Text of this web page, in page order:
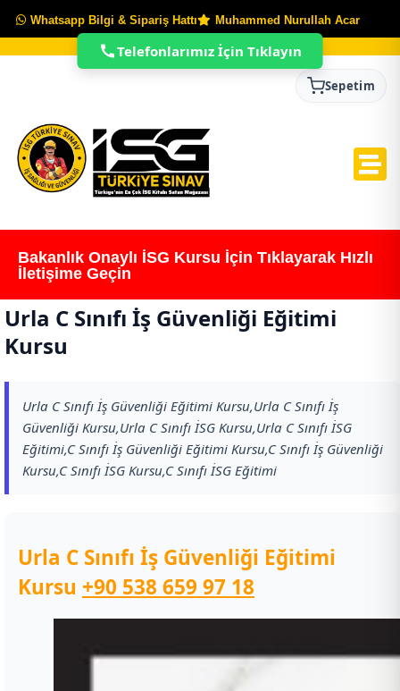
Whatsapp Bilgi & Sipariş Hattı Muhammed Nurullah Acar
Sepetim
Bakanlık Onaylı İSG Kursu İçin Tıklayarak Hızlı
İletişime Geçin
Urla C Sınıfı İş Güvenliği Eğitimi
Kursu
Urla C Sınıfı İş Güvenliği Eğitimi Kursu,Urla C Sınıfı İş
Güvenliği Kursu,Urla C Sınıfı İSG Kursu,Urla C Sınıfı İSG
Eğitimi,C Sınıfı İş Güvenliği Eğitimi Kursu,C Sınıfı İş Güvenliği
Kursu,C Sınıfı İSG Kursu,C Sınıfı İSG Eğitimi
Urla C Sınıfı İş Güvenliği Eğitimi
Kursu +90 538 659 97 18
Telefonlarımız İçin Tıklayın